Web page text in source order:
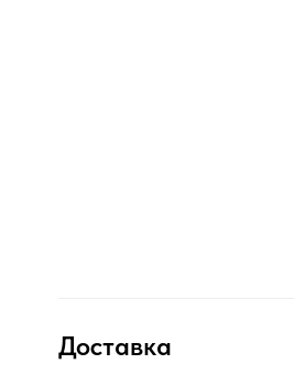
Доставка